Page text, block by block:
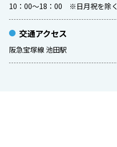
10：00～18：00 ※日月祝を除く
交通アクセス
阪急宝塚線 池田駅